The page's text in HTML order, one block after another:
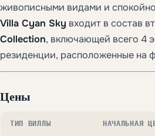
живописными видами и
Villa Cyan Sky входит в состав
Collection, включающей всего 4
резиденции, расположенные на
Цены
ТИП ВИЛЛЫ НАЧАЛЬНАЯ